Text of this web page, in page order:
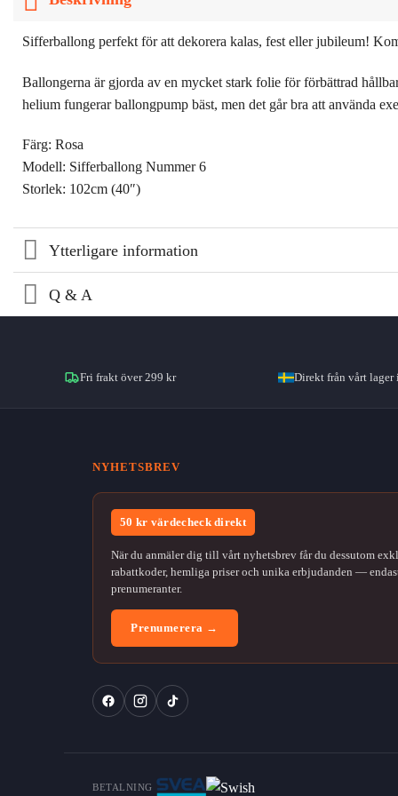
Sifferballong perfekt för att dekorera kalas, fest eller jubileum!
Ballongerna är gjorda av en mycket stark folie för förbättrad
helium fungerar ballongpump bäst, men det går bra att använda
Färg: Rosa
Modell: Sifferballong Nummer 6
Storlek: 102cm (40″)
Ytterligare information
Q & A
Fri frakt över 299 kr Direkt från vårt lager
NYHETSBREV
50 kr värdecheck direkt
När du anmäler dig till vårt nyhetsbrev får du dessutom
rabattkoder, hemliga priser och unika erbjudanden —
prenumeranter.
Prenumerera →
BETALNING